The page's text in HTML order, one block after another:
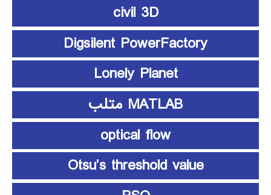
civil 3D
Digsilent PowerFactory
Lonely Planet
MATLAB متلب
optical flow
Otsu’s threshold value